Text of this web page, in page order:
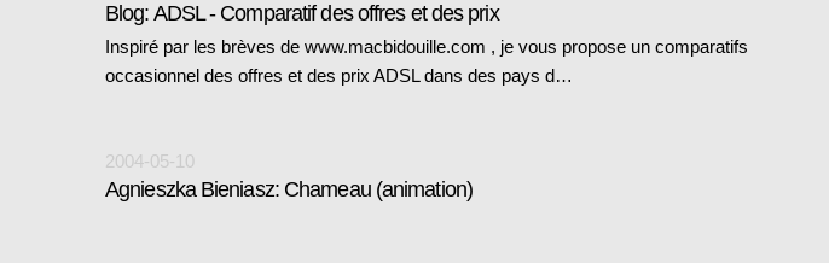
Blog: ADSL - Comparatif des offres et des prix
Inspiré par les brèves de www.macbidouille.com , je vous propose un comparatifs
occasionnel des offres et des prix ADSL dans des pays d…
2004-05-10
Agnieszka Bieniasz: Chameau (animation)